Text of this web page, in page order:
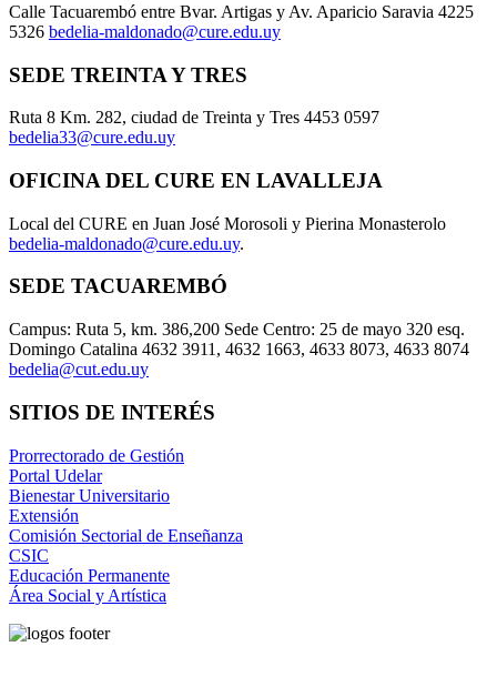
Calle Tacuarembó entre Bvar. Artigas y Av. Aparicio Saravia 4225
5326 bedelia-maldonado@cure.edu.uy
SEDE TREINTA Y TRES
Ruta 8 Km. 282, ciudad de Treinta y Tres 4453 0597
bedelia33@cure.edu.uy
OFICINA DEL CURE EN LAVALLEJA
Local del CURE en Juan José Morosoli y Pierina Monasterolo
bedelia-maldonado@cure.edu.uy.
SEDE TACUAREMBÓ
Campus: Ruta 5, km. 386,200 Sede Centro: 25 de mayo 320 esq.
Domingo Catalina 4632 3911, 4632 1663, 4633 8073, 4633 8074
bedelia@cut.edu.uy
SITIOS DE INTERÉS
Prorrectorado de Gestión
Portal Udelar
Bienestar Universitario
Extensión
Comisión Sectorial de Enseñanza
CSIC
Educación Permanente
Área Social y Artística